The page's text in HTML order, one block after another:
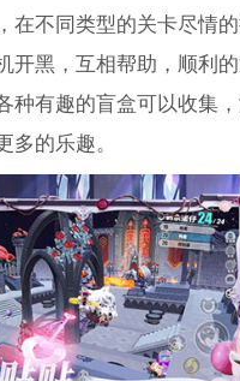
在不同类型的关卡尽情
开黑，互相帮助，顺利的
种有趣的盲盒可以收集
多的乐趣。